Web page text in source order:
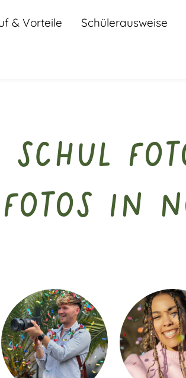
& Vorteile Schülerausweise
Schul
in